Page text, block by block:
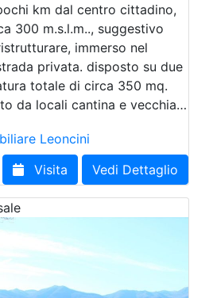
km dal centro cittadino,
300 m.s.l.m.., suggestivo
immerso nel
privata. disposto su due
totale di circa 350 mq.
da locali cantina e vecchia…
Leoncini
Visita
Vedi Dettaglio